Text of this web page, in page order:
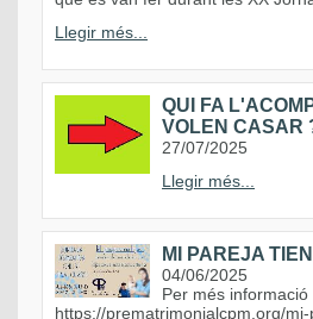
Llegir més...
QUI FA
VOLEN CASAR
27/07/2025
Llegir més...
MI PAREJA
04/06/2025
Per més
https://prematrimonialcpm.org/